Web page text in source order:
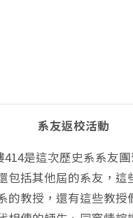
系友返校活動
是這次歷史系系友團
包括其他屆的系友，這
的教授，還有這些教授